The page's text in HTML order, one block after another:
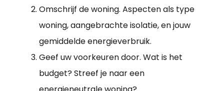
Omschrijf de woning. Aspecten als type
woning, aangebrachte isolatie, en jouw
gemiddelde energieverbruik.
Geef uw voorkeuren door. Wat is het
budget? Streef je naar een